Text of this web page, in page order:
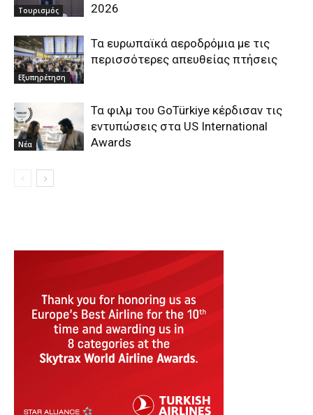
Τουρισμός
2026
Εξυπηρέτηση
Τα ευρωπαϊκά αεροδρόμια με τις
περισσότερες απευθείας πτήσεις
Νέα
Τα φιλμ του GoTürkiye κέρδισαν τις
εντυπώσεις στα US International
Awards